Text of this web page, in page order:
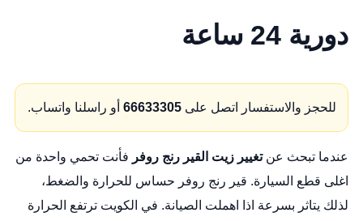
دورية 24 ساعة
للحجز والاستفسار اتصل على 66633305أو راسلنا واتساب.
عندما تبحث عنتغيير زيت القير رنج روفر فأنت تحمي واحدة من
اغلى قطع السيارة. قير رنج روفر حساس للحرارة والضغط،
لذلك يتاثر بسرعة اذا اهملت الصيانة. في الكويت ترتفع الحرارة